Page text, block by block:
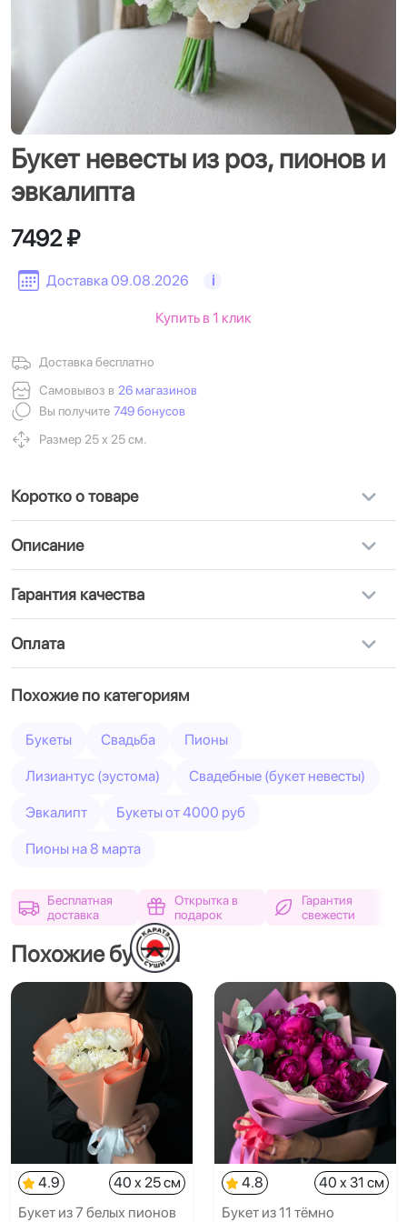
Букет невесты из роз, пионов и
эвкалипта
Доставка 09.08.2026 i
7492 ₽
Доставка бесплатно
Самовывоз в 26 магазинов
Вы получите 749 бонусов
Размер 25 х 25 см.
Купить в 1 клик
Коротко о товаре
Описание
Гарантия качества
Оплата
Похожие по категориям
Букеты Свадьба Пионы
Лизиантус (эустома) Свадебные (букет невесты)
Эвкалипт Букеты от 4000 руб
Пионы на 8 марта
Бесплатная
доставка
Открытка в
подарок
Гарантия
свежести
Похожие букеты
4.9
40 x 25 см
Букет из 7 белых пионов
4.8
40 x 31 см
Букет из 11 тёмно